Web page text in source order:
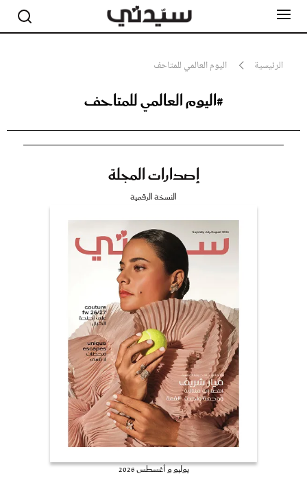
الرئيسية اليوم العالمي للمتاحف
#اليوم العالمي للمتاحف
إصدارات المجلة
النسخة الرقمية
يوليو و أغسطس 2026
جمال
صحة ورشاقة
عروس سيدتي